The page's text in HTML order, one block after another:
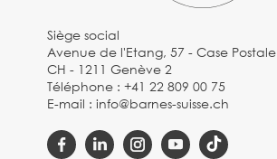
Siège social
Avenue de l'Etang, 57 - Case Postale
CH - 1211 Genève 2
Téléphone :+41 22 809 00 75
E-mail :info@barnes-suisse.ch